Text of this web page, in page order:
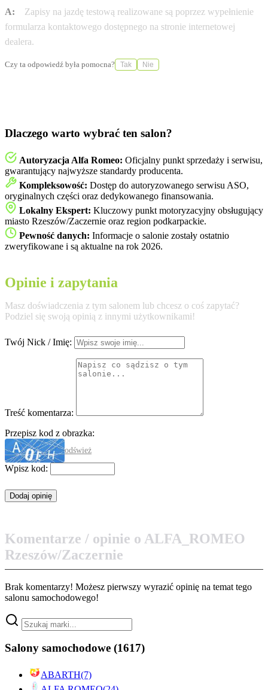
A:
Zapisy na jazdę testową realizowane są poprzez wypełnienie
formularza kontaktowego dostępnego na stronie internetowej
dealera.
Czy ta odpowiedź była pomocna? Tak Nie
Dlaczego warto wybrać ten salon?
Autoryzacja Alfa Romeo: Oficjalny punkt sprzedaży i serwisu,
gwarantujący najwyższe standardy producenta.
Kompleksowość: Dostęp do autoryzowanego serwisu ASO,
oryginalnych części oraz dedykowanego finansowania.
Lokalny Ekspert: Kluczowy punkt motoryzacyjny obsługujący
miasto Rzeszów/Zaczernie oraz region podkarpackie.
Pewność danych: Informacje o salonie zostały ostatnio
zweryfikowane i są aktualne na rok 2026.
Opinie i zapytania
Masz doświadczenia z tym salonem lub chcesz o coś zapytać?
Podziel się swoją opinią z innymi użytkownikami!
Twój Nick / Imię:
Treść komentarza:
Przepisz kod z obrazka:
odśwież
Wpisz kod:
Komentarze / opinie o ALFA_ROMEO
Rzeszów/Zaczernie
Brak komentarzy! Możesz pierwszy wyrazić opinię na temat tego
salonu samochodowego!
Salony samochodowe (1617)
ABARTH(7)